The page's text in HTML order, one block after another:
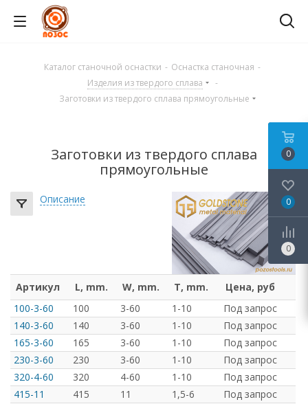
Каталог станочной оснастки - Оснастка станочная -
Изделия из твердого сплава
-
Заготовки из твердого сплава прямоугольные
Заготовки из твердого сплава
прямоугольные
Описание
Артикул L, mm. W, mm. T, mm.
Цена, руб
100-3-60
100 3-60 1-10
Под запрос
140-3-60
140 3-60 1-10
Под запрос
165-3-60
165 3-60 1-10
Под запрос
230-3-60
230 3-60 1-10
Под запрос
320-4-60
320 4-60 1-10
Под запрос
415-11
415 11 1,5-6
Под запрос
0
0
0